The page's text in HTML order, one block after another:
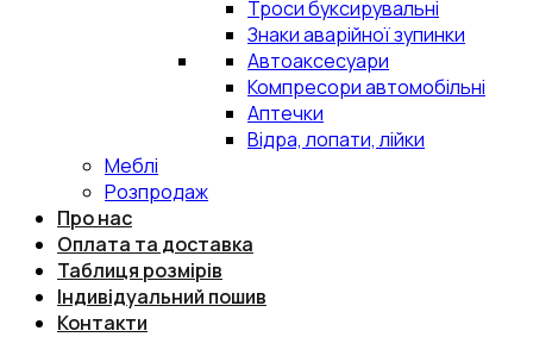
Троси буксирувальні
Знаки аварійної зупинки
Автоаксесуари
Компресори автомобільні
Аптечки
Відра, лопати, лійки
Меблі
Розпродаж
Про нас
Оплата та доставка
Таблиця розмірів
Індивідуальний пошив
Контакти